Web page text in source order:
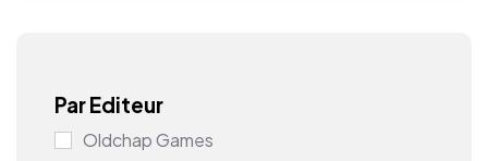
Par Editeur
Oldchap Games